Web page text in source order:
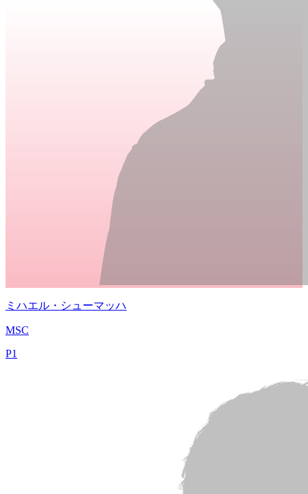
ミハエル・シューマッハ
MSC
P1